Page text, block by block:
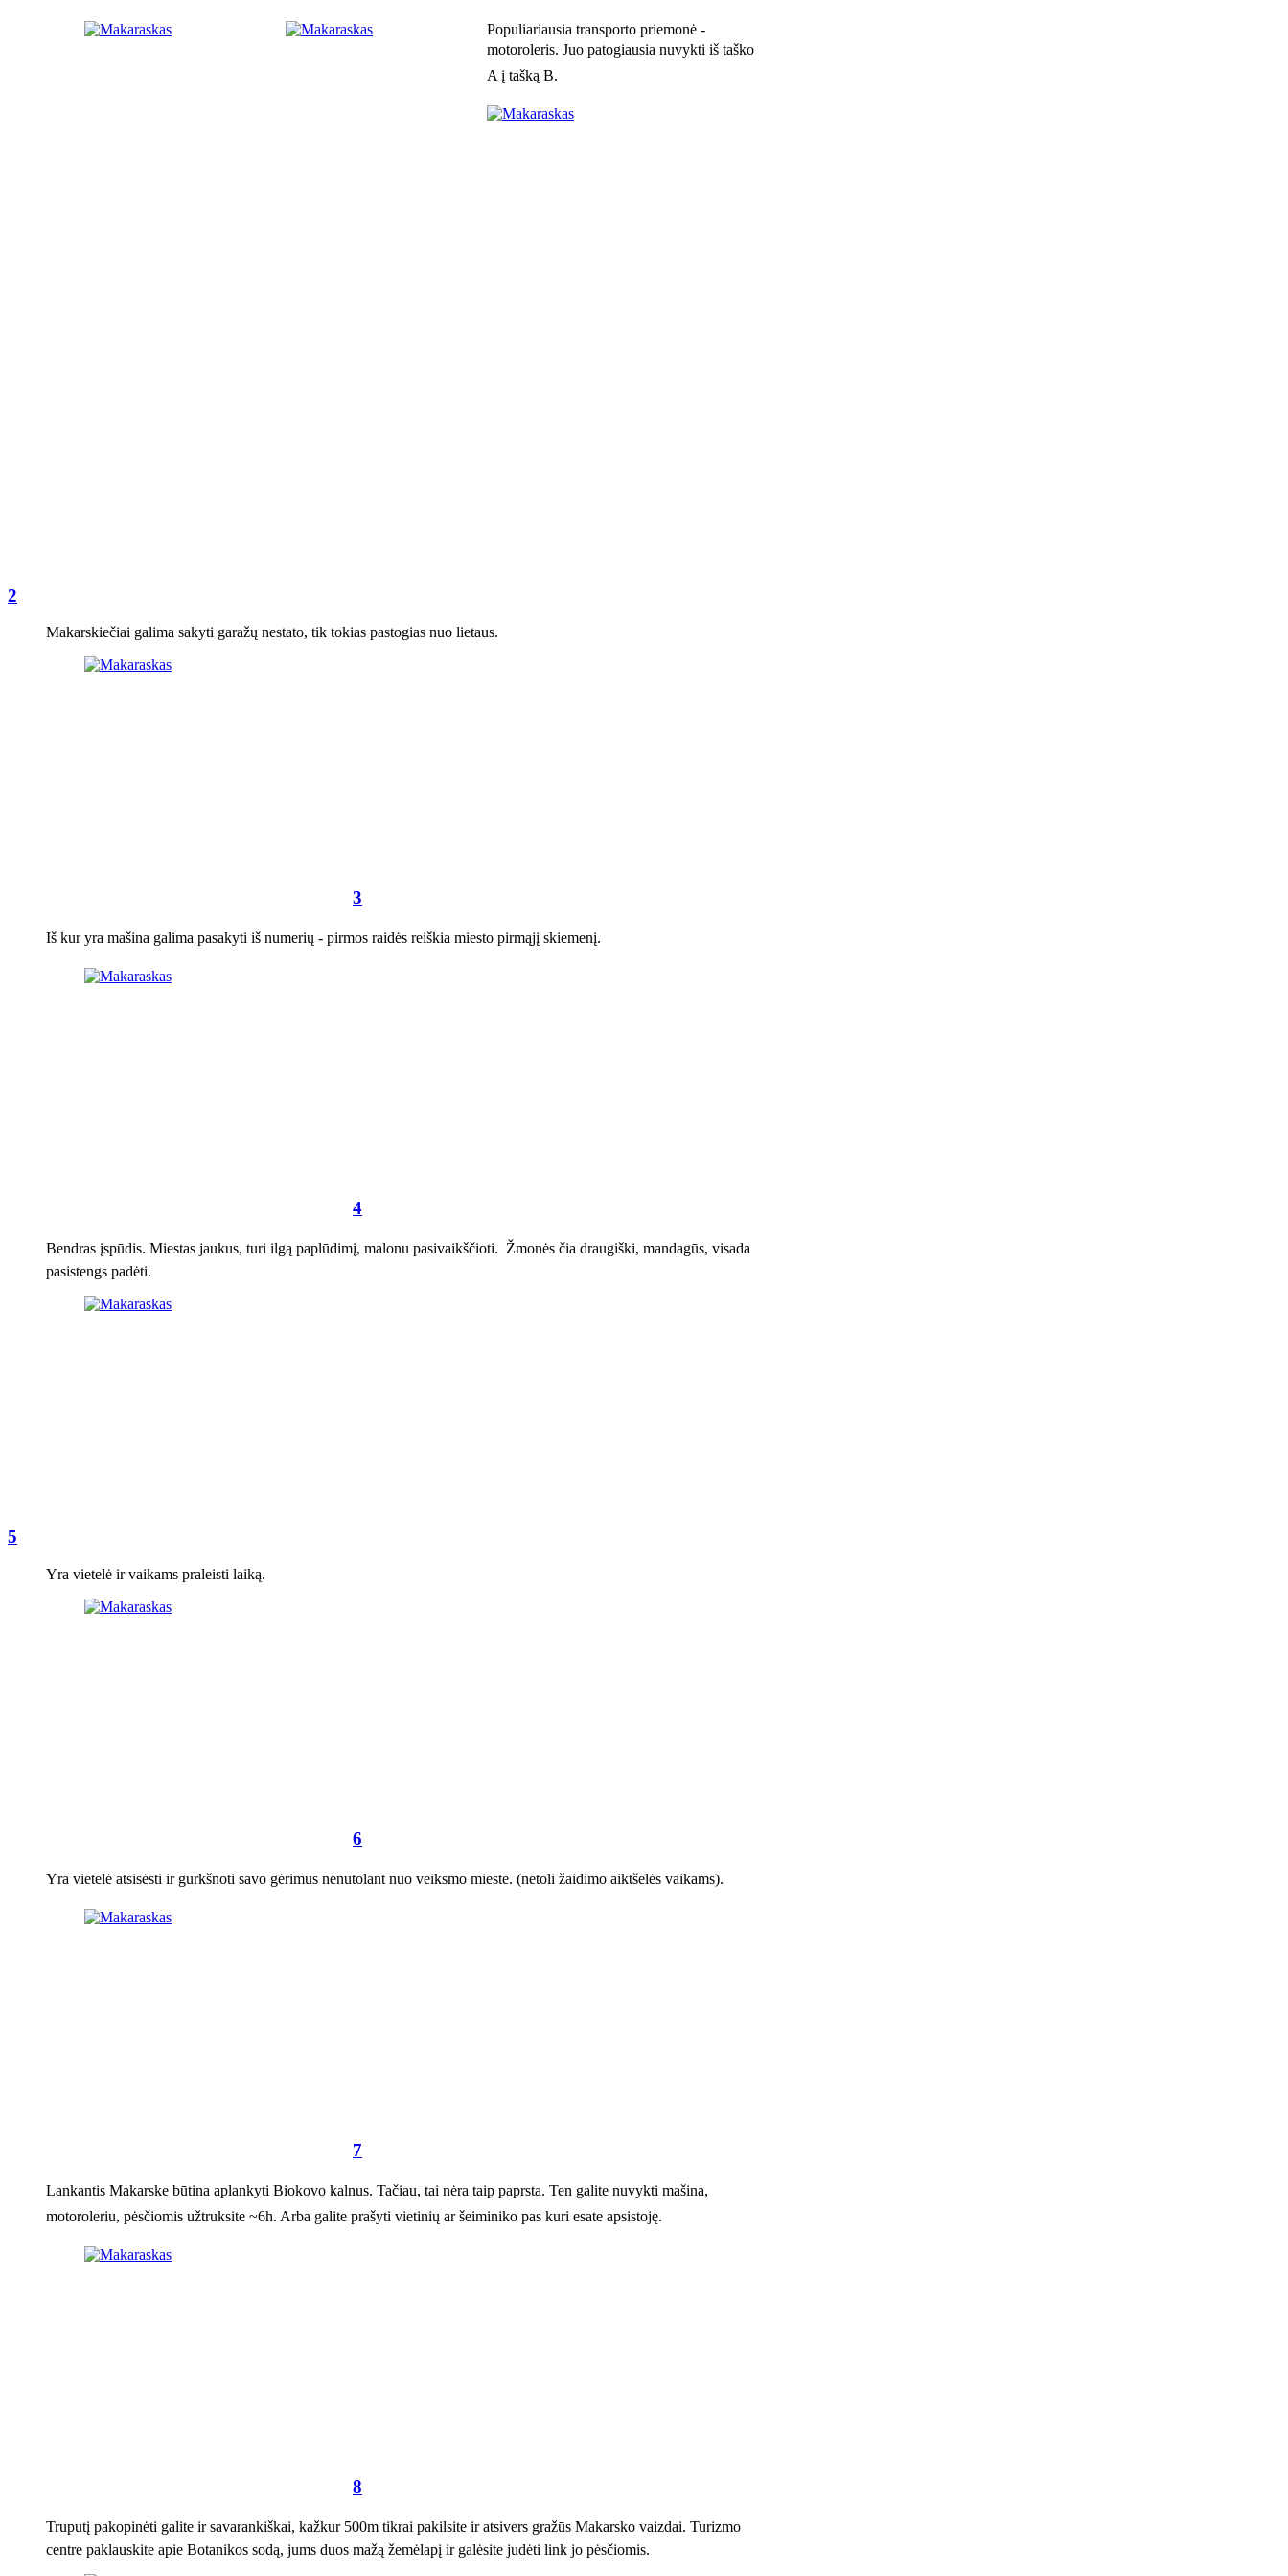
Populiariausia transporto priemonė -
motoroleris. Juo patogiausia nuvykti iš taško
A į tašką B.
2
Makarskiečiai galima sakyti garažų nestato, tik tokias pastogias nuo lietaus.
3
Iš kur yra mašina galima pasakyti iš numerių - pirmos raidės reiškia miesto pirmąjį skiemenį.
4
Bendras įspūdis. Miestas jaukus, turi ilgą paplūdimį, malonu pasivaikščioti. Žmonės čia draugiški, mandagūs, visada
pasistengs padėti.
5
Yra vietelė ir vaikams praleisti laiką.
6
Yra vietelė atsisėsti ir gurkšnoti savo gėrimus nenutolant nuo veiksmo mieste. (netoli žaidimo aiktšelės vaikams).
7
Lankantis Makarske būtina aplankyti Biokovo kalnus. Tačiau, tai nėra taip paprsta. Ten galite nuvykti mašina,
motoroleriu, pėsčiomis užtruksite ~6h. Arba galite prašyti vietinių ar šeiminiko pas kuri esate apsistoję.
8
Truputį pakopinėti galite ir savarankiškai, kažkur 500m tikrai pakilsite ir atsivers gražūs Makarsko vaizdai. Turizmo
centre paklauskite apie Botanikos sodą, jums duos mažą žemėlapį ir galėsite judėti link jo pėsčiomis.